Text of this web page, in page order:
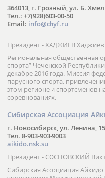
364013, г. Грозный, ул. Б.
Тел.: +7(928)603-00-50
Email: info@chyf.ru
Президент - ХАДЖИЕВ Хаджиев
Региональная общественная
спорта” Чеченской
декабре 2016 года. Миссия
парусного спорта,
этом регионе и спортсменов
соревнованиях.
Сибирская Ассоциация
г. Новосибирск, ул. Ленина, 15
Тел. 8-903-903-9003
aikido.nsk.su
Президент - СОСНОВСКИЙ
Сибирская Ассоциация